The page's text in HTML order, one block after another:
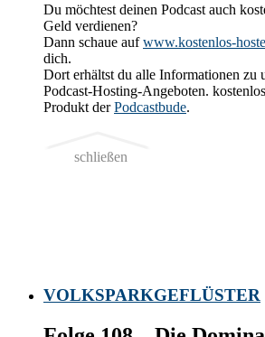
Du möchtest deinen Podcast auch
Geld verdienen?
Dann schaue aufwww.kostenlos-
dich.
Dort erhältst du alle Informationen zu
Podcast-Hosting-Angeboten.
Produkt derPodcastbude.
schließen
VOLKSPARKGEFLÜSTER